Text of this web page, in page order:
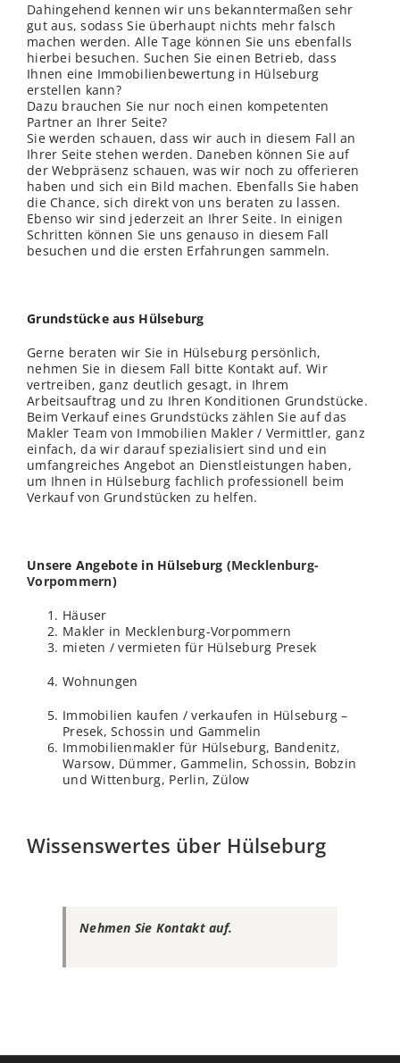
Dahingehend kennen wir uns bekanntermaßen sehr
gut aus, sodass Sie überhaupt nichts mehr falsch
machen werden. Alle Tage können Sie uns ebenfalls
hierbei besuchen. Suchen Sie einen Betrieb, dass
Ihnen eine Immobilienbewertung in Hülseburg
erstellen kann?
Dazu brauchen Sie nur noch einen kompetenten
Partner an Ihrer Seite?
Sie werden schauen, dass wir auch in diesem Fall an
Ihrer Seite stehen werden. Daneben können Sie auf
der Webpräsenz schauen, was wir noch zu offerieren
haben und sich ein Bild machen. Ebenfalls Sie haben
die Chance, sich direkt von uns beraten zu lassen.
Ebenso wir sind jederzeit an Ihrer Seite. In einigen
Schritten können Sie uns genauso in diesem Fall
besuchen und die ersten Erfahrungen sammeln.
Grundstücke aus Hülseburg
Gerne beraten wir Sie in Hülseburg persönlich,
nehmen Sie in diesem Fall bitte Kontakt auf. Wir
vertreiben, ganz deutlich gesagt, in Ihrem
Arbeitsauftrag und zu Ihren Konditionen Grundstücke.
Beim Verkauf eines Grundstücks zählen Sie auf das
Makler Team von Immobilien Makler / Vermittler, ganz
einfach, da wir darauf spezialisiert sind und ein
umfangreiches Angebot an Dienstleistungen haben,
um Ihnen in Hülseburg fachlich professionell beim
Verkauf von Grundstücken zu helfen.
Unsere Angebote in Hülseburg (Mecklenburg-
Vorpommern)
Häuser
Makler in Mecklenburg-Vorpommern
mieten / vermieten für Hülseburg Presek
Wohnungen
Immobilien kaufen / verkaufen in Hülseburg –
Presek, Schossin und Gammelin
Immobilienmakler für Hülseburg, Bandenitz,
Warsow, Dümmer, Gammelin, Schossin, Bobzin
und Wittenburg, Perlin, Zülow
Wissenswertes über Hülseburg
Nehmen Sie Kontakt auf.